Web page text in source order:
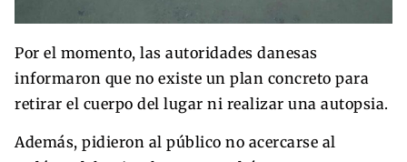
Por el momento, las autoridades danesas
informaron que no existe un plan concreto para
retirar el cuerpo del lugar ni realizar una autopsia.
Además, pidieron al público no acercarse al